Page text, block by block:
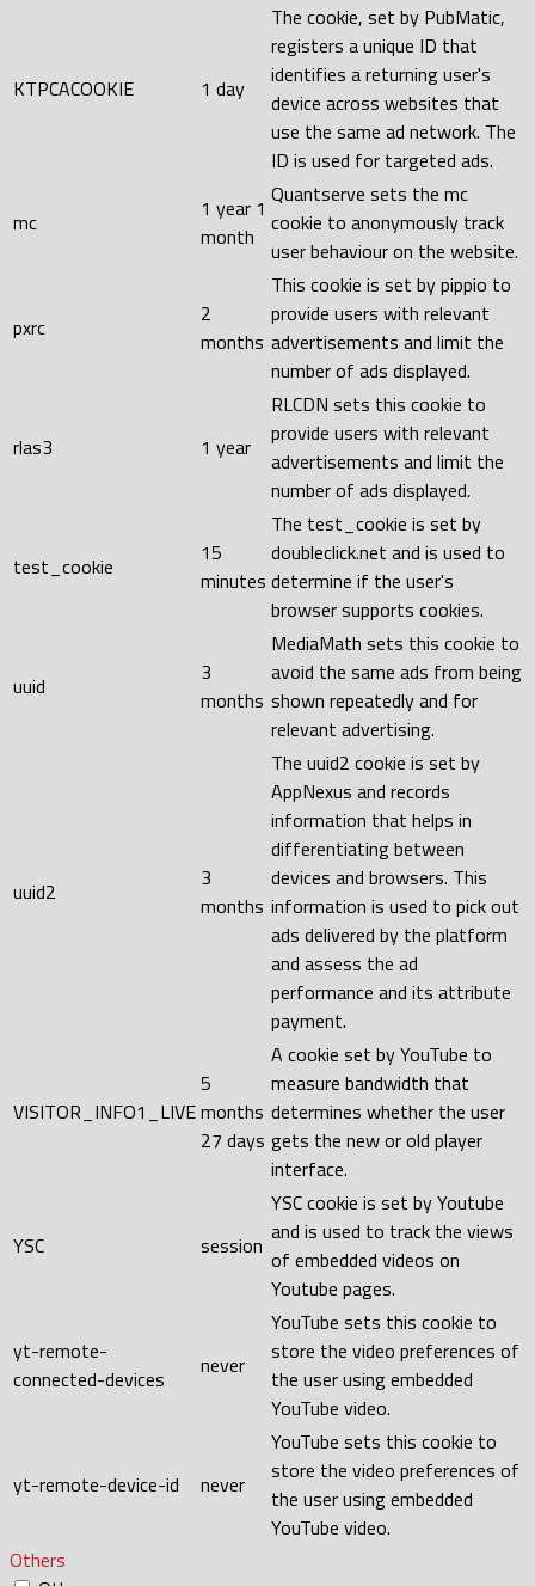
KTPCACOOKIE 1 day
The cookie, set by PubMatic,
registers a unique ID that
identifies a returning user's
device across websites that
use the same ad network. The
ID is used for targeted ads.
mc
1 year 1
month
Quantserve sets the mc
cookie to anonymously track
user behaviour on the website.
pxrc
2
months
This cookie is set by pippio to
provide users with relevant
advertisements and limit the
number of ads displayed.
rlas3 1 year
RLCDN sets this cookie to
provide users with relevant
advertisements and limit the
number of ads displayed.
test_cookie
15
minutes
The test_cookie is set by
doubleclick.net and is used to
determine if the user's
browser supports cookies.
uuid
3
months
MediaMath sets this cookie to
avoid the same ads from being
shown repeatedly and for
relevant advertising.
uuid2
3
months
The uuid2 cookie is set by
AppNexus and records
information that helps in
differentiating between
devices and browsers. This
information is used to pick out
ads delivered by the platform
and assess the ad
performance and its attribute
payment.
VISITOR_INFO1_LIVE
5
months
27 days
A cookie set by YouTube to
measure bandwidth that
determines whether the user
gets the new or old player
interface.
YSC session
YSC cookie is set by Youtube
and is used to track the views
of embedded videos on
Youtube pages.
yt-remote-
connected-devices
never
YouTube sets this cookie to
store the video preferences of
the user using embedded
YouTube video.
yt-remote-device-id never
YouTube sets this cookie to
store the video preferences of
the user using embedded
YouTube video.
Others